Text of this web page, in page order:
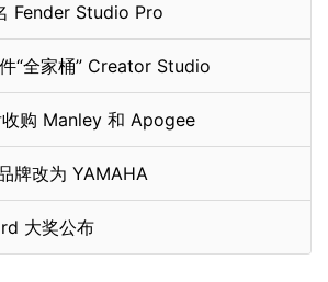
Fender Studio Pro
“全家桶” Creator Studio
购 Manley 和 Apogee
牌改为 YAMAHA
大奖公布